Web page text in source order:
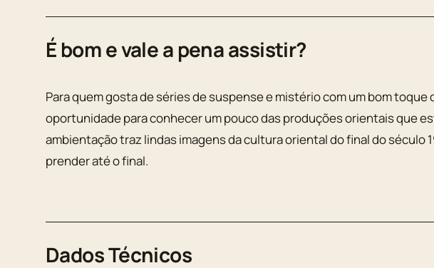
É bom e vale a pena assistir?
Para quem gosta de séries de suspense e mistério com um bom
oportunidade para conhecer um pouco das produções orientais que
ambientação traz lindas imagens da cultura oriental do final do século
prender até o final.
Dados Técnicos